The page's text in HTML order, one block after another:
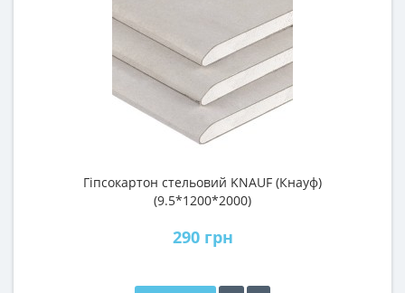
Гіпсокартон стельовий KNAUF (Кнауф)
(9.5*1200*2000)
290 грн